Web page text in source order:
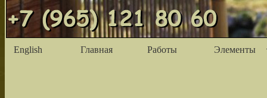
English Главная Работы Элементы